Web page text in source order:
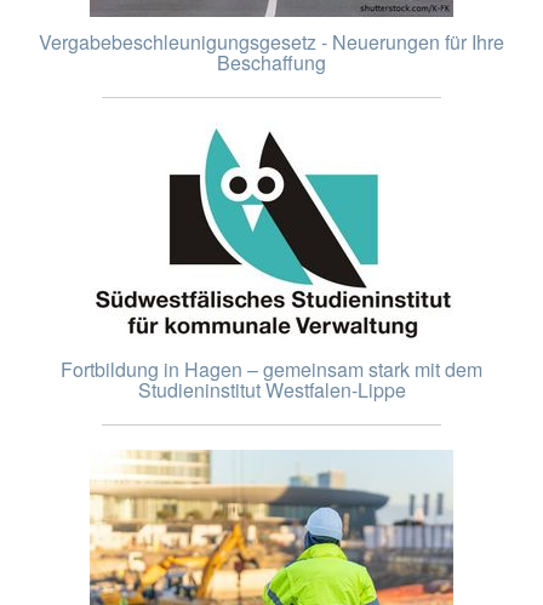
Vergabebeschleunigungsgesetz - Neuerungen für Ihre
Beschaffung
Fortbildung in Hagen – gemeinsam stark mit dem
Studieninstitut Westfalen-Lippe